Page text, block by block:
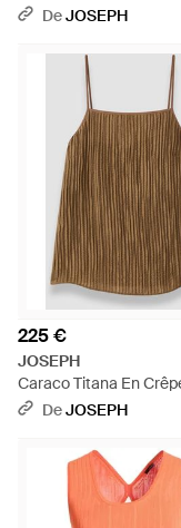
Stretch - Blanc
DeJOSEPH
225 €
JOSEPH
Caraco Titana En
Froissé Fluide - Blanc
DeJOSEPH